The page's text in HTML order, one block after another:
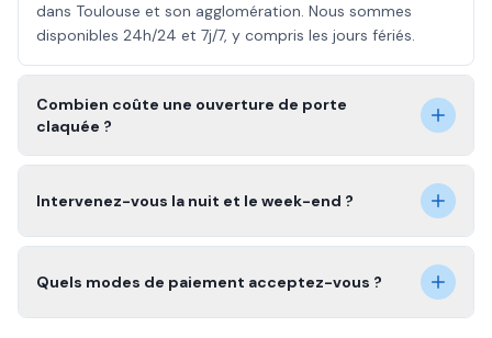
dans Toulouse et son agglomération. Nous sommes
disponibles 24h/24 et 7j/7, y compris les jours fériés.
Combien coûte une ouverture de porte
claquée ?
Intervenez-vous la nuit et le week-end ?
Quels modes de paiement acceptez-vous ?